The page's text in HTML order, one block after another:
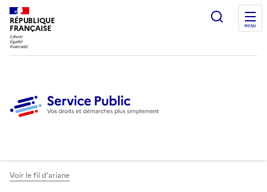
RÉPUBLIQUE
FRANÇAISE
Ouvrir
MENU
Voir le fil d'ariane